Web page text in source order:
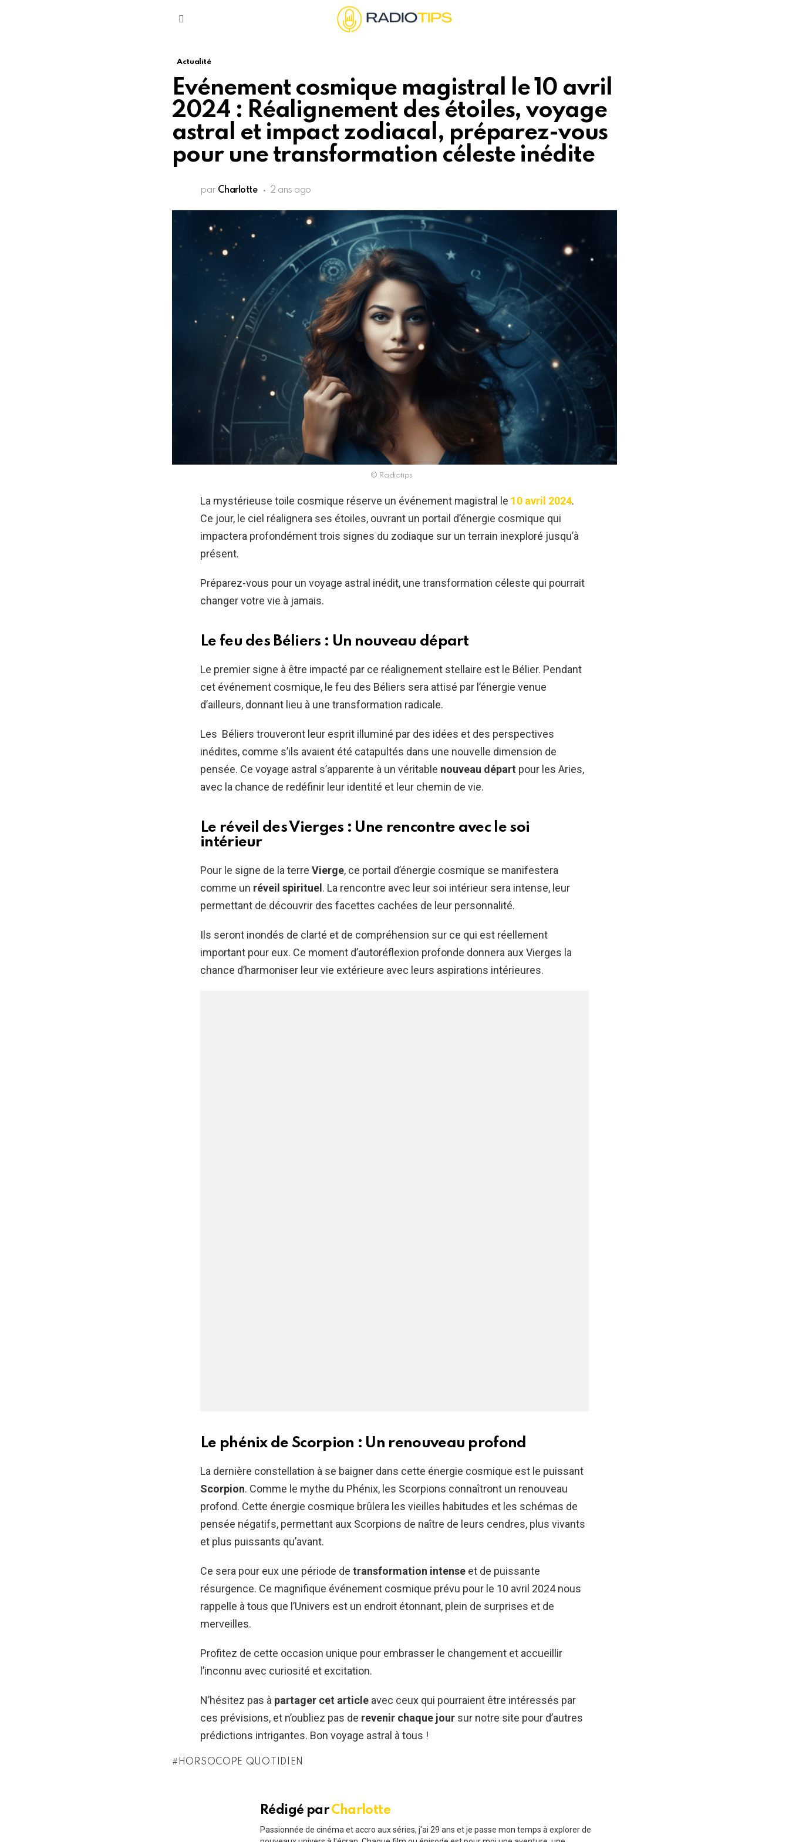
Actualité
Evénement cosmique magistral le 10 avril
2024 : Réalignement des étoiles, voyage
astral et impact zodiacal, préparez-vous
pour une transformation céleste inédite
par Charlotte 2 ans ago
© Radiotips
La mystérieuse toile cosmique réserve un événement magistral le 10 avril 2024.
Ce jour, le ciel réalignera ses étoiles, ouvrant un portail d’énergie cosmique qui
impactera profondément trois signes du zodiaque sur un terrain inexploré jusqu’à
présent.
Préparez-vous pour un voyage astral inédit, une transformation céleste qui pourrait
changer votre vie à jamais.
Le feu des Béliers : Un nouveau départ
Le premier signe à être impacté par ce réalignement stellaire est le Bélier. Pendant
cet événement cosmique, le feu des Béliers sera attisé par l’énergie venue
d’ailleurs, donnant lieu à une transformation radicale.
Les Béliers trouveront leur esprit illuminé par des idées et des perspectives
inédites, comme s’ils avaient été catapultés dans une nouvelle dimension de
pensée. Ce voyage astral s’apparente à un véritable nouveau départ pour les Aries,
avec la chance de redéfinir leur identité et leur chemin de vie.
Le réveil des Vierges : Une rencontre avec le soi
intérieur
Pour le signe de la terre Vierge, ce portail d’énergie cosmique se manifestera
comme un réveil spirituel . La rencontre avec leur soi intérieur sera intense, leur
permettant de découvrir des facettes cachées de leur personnalité.
Ils seront inondés de clarté et de compréhension sur ce qui est réellement
important pour eux. Ce moment d’autoréflexion profonde donnera aux Vierges la
chance d’harmoniser leur vie extérieure avec leurs aspirations intérieures.
Le phénix de Scorpion : Un renouveau profond
La dernière constellation à se baigner dans cette énergie cosmique est le puissant
Scorpion. Comme le mythe du Phénix, les Scorpions connaîtront un renouveau
profond. Cette énergie cosmique brûlera les vieilles habitudes et les schémas de
pensée négatifs, permettant aux Scorpions de naître de leurs cendres, plus vivants
et plus puissants qu’avant.
Ce sera pour eux une période de transformation intense et de puissante
résurgence. Ce magnifique événement cosmique prévu pour le 10 avril 2024 nous
rappelle à tous que l’Univers est un endroit étonnant, plein de surprises et de
merveilles.
Profitez de cette occasion unique pour embrasser le changement et accueillir
l’inconnu avec curiosité et excitation.
N’hésitez pas à partager cet article avec ceux qui pourraient être intéressés par
ces prévisions, et n’oubliez pas de revenir chaque jour sur notre site pour d’autres
prédictions intrigantes. Bon voyage astral à tous !
HORSOCOPE QUOTIDIEN
Rédigé parCharlotte
Passionnée de cinéma et accro aux séries, j'ai 29 ans et je passe mon temps à explorer de